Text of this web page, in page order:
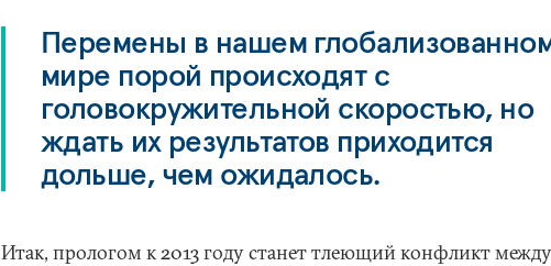
Перемены в нашем
мире порой происходят с
головокружительной скоростью, но
ждать их результатов приходится
дольше, чем ожидалось.
Итак, прологом к 2013 году станет тлеющий конфликт между